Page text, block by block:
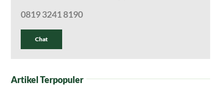
0819 3241 8190
Chat
Artikel Terpopuler